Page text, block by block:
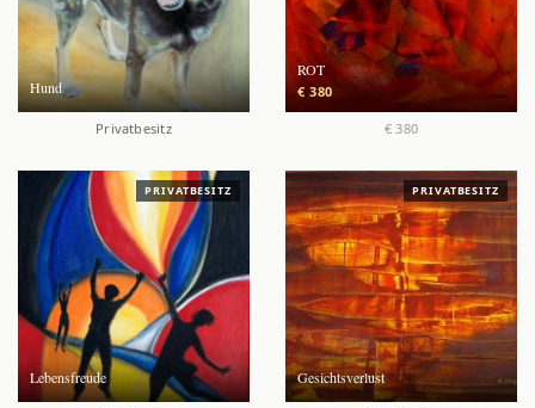
Hund
Privatbesitz
ROT
€ 380
€ 380
Lebensfreude
PRIVATBESITZ
Gesichtsverlust
PRIVATBESITZ